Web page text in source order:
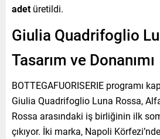
adetüretildi.
Giulia Quadrifoglio
Tasarım ve Donanımı
BOTTEGAFUORISERIE programı
Giulia Quadrifoglio Luna Rossa,
Rossa arasındaki iş birliğinin ilk
çıkıyor. İki marka, Napoli